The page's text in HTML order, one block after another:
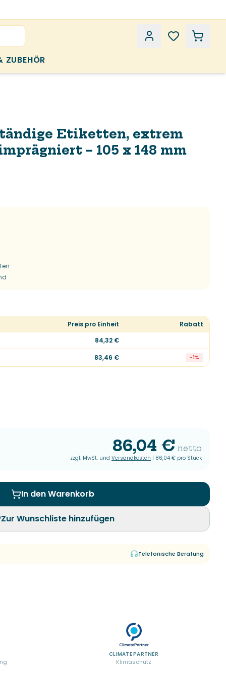
ZUBEHÖR
Etiketten, extrem
– 105 x 148 mm
Preis pro Einheit
Rabatt
84,32 €
83,46 € -1%
86,04 € netto
zzgl. MwSt. und Versandkosten | 86,04 € pro Stück
In den Warenkorb
Zur Wunschliste hinzufügen
Telefonische Beratung
CLIMATE PARTNER
Klimaschutz